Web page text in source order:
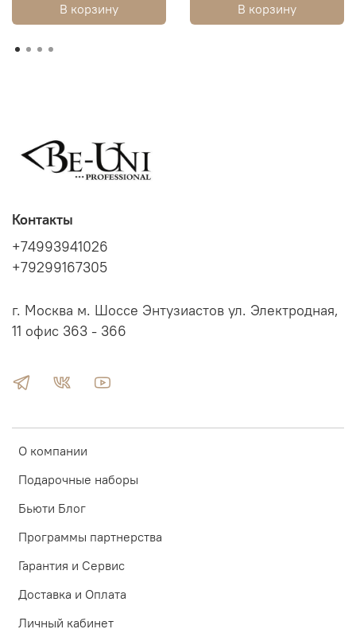
В корзину В корзину
О компании
Подарочные наборы
Бьюти Блог
Программы партнерства
Гарантия и Сервис
Доставка и Оплата
Личный кабинет
Контакты
+74993941026
+79299167305
г. Москва м. Шоссе Энтузиастов ул. Электродная,
11 офис 363 - 366